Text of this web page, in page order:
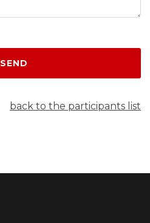
SEND
back to the participants list